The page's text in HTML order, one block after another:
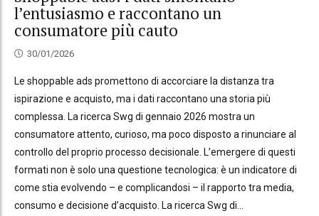
l’entusiasmo e raccontano un
consumatore più cauto
30/01/2026
Le shoppable ads promettono di accorciare la distanza tra
ispirazione e acquisto, ma i dati raccontano una storia più
complessa. La ricerca Swg di gennaio 2026 mostra un
consumatore attento, curioso, ma poco disposto a rinunciare al
controllo del proprio processo decisionale. L’emergere di questi
formati non è solo una questione tecnologica: è un indicatore di
come stia evolvendo – e complicandosi – il rapporto tra media,
consumo e decisione d’acquisto. La ricerca Swg di...